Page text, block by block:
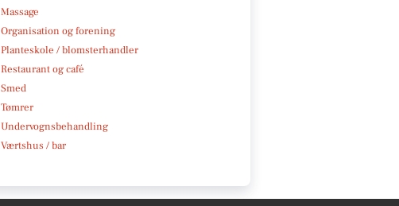
Massage
Organisation og forening
Planteskole / blomsterhandler
Restaurant og café
Smed
Tømrer
Undervognsbehandling
Værtshus / bar